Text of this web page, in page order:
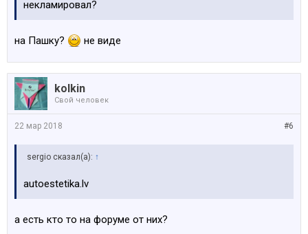
некламировал?
на Пашку? не виде
kolkin
Свой человек
#6
22 мар 2018
sergio сказал(а): ↑
autoestetika.lv
а есть кто то на форуме от них?